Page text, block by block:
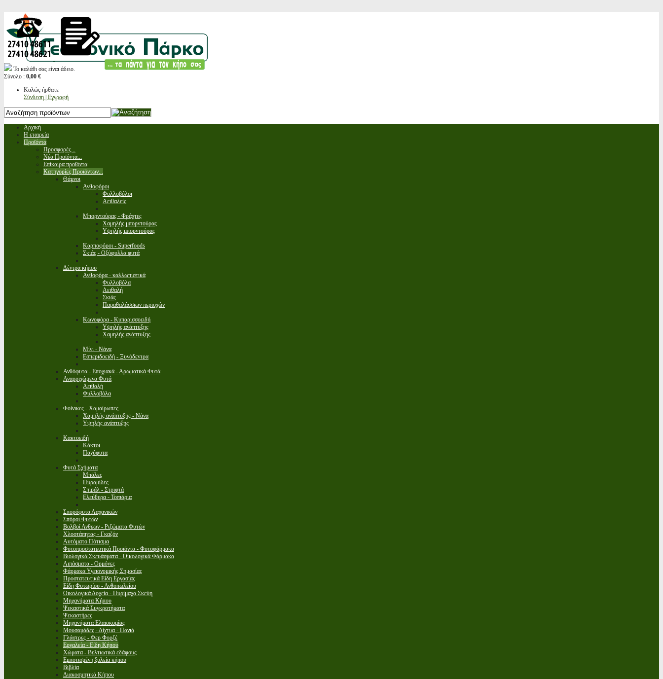
Το καλάθι σας είναι άδειο.
Σύνολο : 0,00 €
Καλώς ήρθατε
Σύνδεση | Εγγραφή
Αρχική
Η εταιρεία
Προϊόντα
Προσφορές...
Νέα Προϊόντα...
Επίκαιρα προϊόντα
Κατηγορίες Προϊόντων...
Θάμνοι
Ανθοφόροι
Φυλλοβόλοι
Αειθαλείς
Μπορντούρας - Φράχτες
Χαμηλής μπορντούρας
Υψηλής μπορντούρας
Καρποφόροι - Superfoods
Σκιάς - Οξύφυλλα φυτά
Δέντρα κήπου
Ανθοφόρα - καλλωπιστικά
Φυλλοβόλα
Αειθαλή
Σκιάς
Παραθαλάσσιων περιοχών
Κωνοφόρα - Κυπαρισσοειδή
Υψηλής ανάπτυξης
Χαμηλής ανάπτυξης
Μίνι - Νάνα
Εσπεριδοειδή - Ξυνόδεντρα
Ανθόφυτα - Εποχιακά - Αρωματικά Φυτά
Αναρριχώμενα Φυτά
Αειθαλή
Φυλλοβόλα
Φοίνικες - Χαμαίρωπες
Χαμηλής ανάπτυξης - Νάνα
Υψηλής ανάπτυξης
Κακτοειδή
Κάκτοι
Παχύφυτα
Φυτά Σχήματα
Μπάλες
Πυραμίδες
Σπιράλ - Στριφτά
Ελεύθερα - Τοπιάρια
Σπορόφυτα Λαχανικών
Σπόροι Φυτών
Βολβοί Ανθεων - Ριζώματα Φυτών
Χλοοτάπητας - Γκαζόν
Αυτόματο Πότισμα
Φυτοπροστατευτικά Προϊόντα - Φυτοφάρμακα
Βιολογικά Σκευάσματα - Οικολογικά Φάρμακα
Λιπάσματα - Ορμόνες
Φάρμακα Υγειονομικής Σημασίας
Προστατευτικά Είδη Εργασίας
Είδη Φυτωρίου - Ανθοπωλείου
Οικολογικά Δοχεία - Πυρίμαχα Σκεύη
Μηχανήματα Κήπου
Ψεκαστικά Συγκροτήματα
Ψεκαστήρες
Μηχανήματα Ελαιοκομίας
Μουσαμάδες - Δίχτυα - Πανιά
Γλάστρες - Φερ Φορζέ
Εργαλεία - Είδη Κήπου
Χώματα - Βελτιωτικά εδάφους
Εμποτισμένη ξυλεία κήπου
Βιβλία
Διακοσμητικά Κήπου